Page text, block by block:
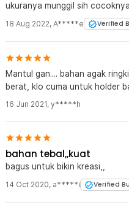
ukuranya munggil sih
18 Aug 2022, A*****e Verified
Mantul gan.... bahan agak
berat, klo cuma untuk holder
16 Jun 2021, y*****h
bahan tebal,,kuat
bagus untuk bikin kreasi,,
14 Oct 2020, a*****i Verified